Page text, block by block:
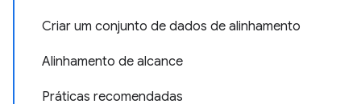
Criar um conjunto de dados de alinhamento
Alinhamento de alcance
Práticas recomendadas